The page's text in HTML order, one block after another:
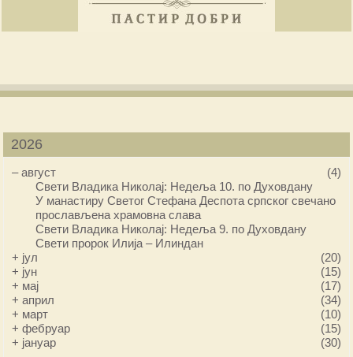
2026
–август
(4)
Свети Владика Николај: Недеља 10. по Духовдану
У манастиру Светог Стефана Деспота српског свечано
прослављена храмовна слава
Свети Владика Николај: Недеља 9. по Духовдану
Свети пророк Илија – Илиндан
+ јул
(20)
+ јун
(15)
+ мај
(17)
+април
(34)
+ март
(10)
+фебруар
(15)
+ јануар (30)